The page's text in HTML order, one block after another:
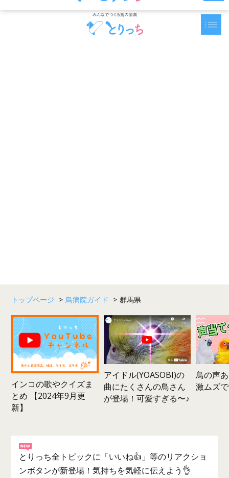
トップページ > 鳥病院ガイド > 群馬県
インコの歌やクイズま
とめ 【2024年9月更
新】
アイドル(YOASOBI)の
曲にたくさんの鳥さん
が登場！可愛すぎる〜♪
鳥の声
激ムズ
とりっち全トピックに「いいね👍」等のリアクショ
ンボタンが新登場！気持ちを気軽に伝えよう👌